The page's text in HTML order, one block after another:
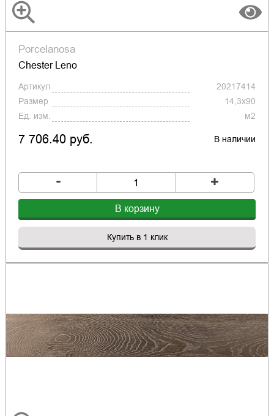
Porcelanosa
Chester Leno
Артикул
20217414
Размер
14,3x90
Ед. изм.
м2
7 706.40 руб. В наличии
- +
В корзину
Купить в 1 клик